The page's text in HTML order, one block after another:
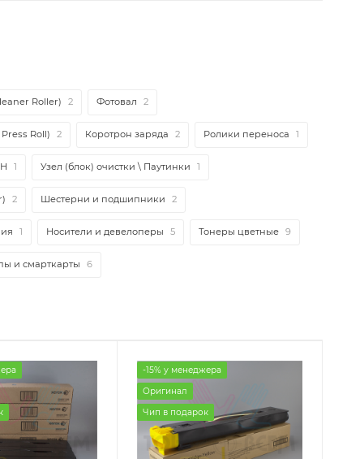
Roller) 2 Фотовал 2
Roll) 2 Коротрон заряда 2 Ролики переноса 1
1 Узел (блок) очистки \ Паутинки 1
2 Шестерни и подшипники 2
1 Носители и девелоперы 5 Тонеры цветные 9
и смарткарты 6
-15% у менеджера
Оригинал
Чип в подарок